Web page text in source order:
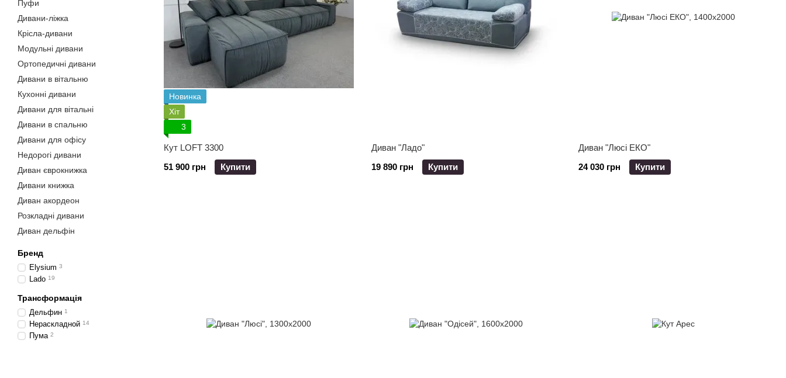
Новинка
Хіт
3
Кут LOFT 3300
51 900 грн
Купити
Диван "Ладо"
19 890 грн
Купити
Диван "Люсі ЕКО"
24 030 грн
Купити
Пуфи
Дивани-ліжка
Крісла-дивани
Модульні дивани
Ортопедичні дивани
Дивани в вітальню
Кухонні дивани
Дивани для вітальні
Дивани в спальню
Дивани для офісу
Недорогі дивани
Диван єврокнижка
Дивани книжка
Диван акордеон
Розкладні дивани
Диван дельфін
Бренд
Elysium 3
Lado 19
Трансформація
Дельфин 1
Нераскладной 14
Пума 2